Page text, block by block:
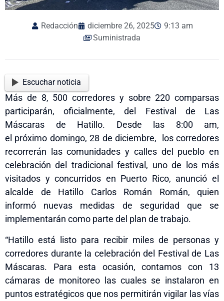
Redacción diciembre 26, 2025
9:13 am
Suministrada
Escuchar noticia
Más de 8, 500 corredores y sobre 220 comparsas
participarán, oficialmente, del Festival de Las
Máscaras de Hatillo. Desde las 8:00 am,
el próximo domingo, 28 de diciembre, los corredores
recorrerán las comunidades y calles del pueblo en
celebración del tradicional festival, uno de los más
visitados y concurridos en Puerto Rico, anunció el
alcalde de Hatillo Carlos Román Román, quien
informó nuevas medidas de seguridad que se
implementarán como parte del plan de trabajo.
“Hatillo está listo para recibir miles de personas y
corredores durante la celebración del Festival de Las
Máscaras. Para esta ocasión, contamos con 13
cámaras de monitoreo las cuales se instalaron en
puntos estratégicos que nos permitirán vigilar las vías